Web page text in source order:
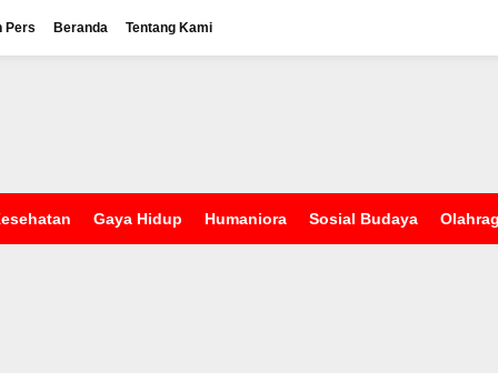
Pers Beranda Tentang Kami
Gaya Hidup Humaniora Sosial Budaya